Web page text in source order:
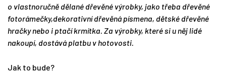
o vlastnoručně dělané dřevěné výrobky, jako třeba dřevěné
fotorámečky,dekorativní dřevěná písmena, dětské dřevěné
hračky nebo i ptačí krmítka. Za výrobky, které si u něj lidé
nakoupí, dostává platbu v hotovosti.
Jak to bude?